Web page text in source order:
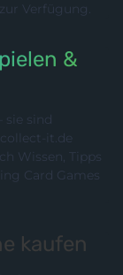
zur Verfügung.
&
sie sind
it.de
Wissen, Tipps
Card Games
kaufen